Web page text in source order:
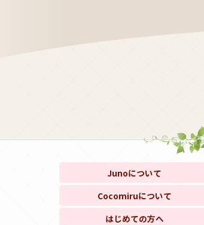
Junoについて
Cocomiruについて
はじめての方へ